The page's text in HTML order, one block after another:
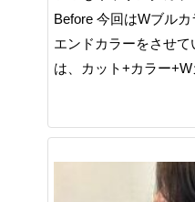
Before 今回はWブル
エンドカラーをさせ
は、カット+カラー